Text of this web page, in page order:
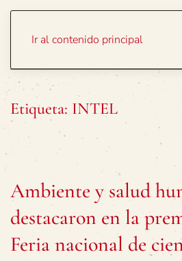
Ir al contenido principal
Etiqueta: INTEL
Ambiente y salud
destacaron en la
Feria nacional de